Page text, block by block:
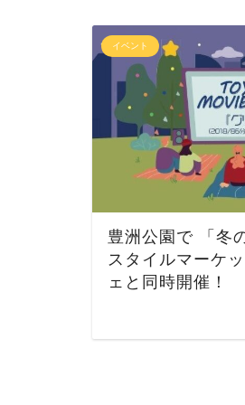
イベント
豊洲公園で 「冬
スタイルマーケ
ェと同時開催！